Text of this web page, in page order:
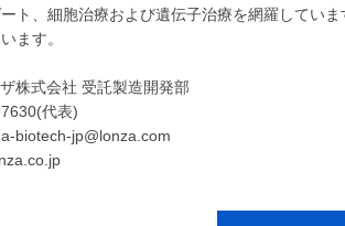
ト、細胞治療および遺伝子治療を網羅してい
ます。
株式会社 受託製造開発部
代表)
biotech-jp@lonza.com